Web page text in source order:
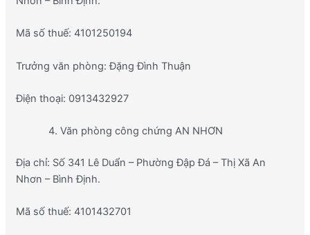
Mã số thuế: 4101250194
Trưởng văn phòng: Đặng Đình Thuận
Điện thoại: 0913432927
Văn phòng công chứng AN NHƠN
Địa chỉ: Số 341 Lê Duẩn – Phường Đập Đá – Thị Xã An
Nhơn – Bình Định.
Mã số thuế: 4101432701